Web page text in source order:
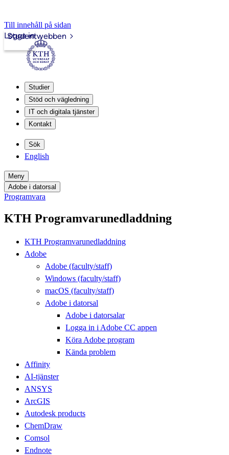
Till innehåll på sidan
Studentwebben
Logga in
Studier
Stöd och vägledning
IT och digitala tjänster
Kontakt
Sök
English
Meny
Adobe i datorsal
Programvara
KTH Programvarunedladdning
KTH Programvarunedladdning
Adobe
Adobe (faculty/staff)
Windows (faculty/staff)
macOS (faculty/staff)
Adobe i datorsal
Adobe i datorsalar
Logga in i Adobe CC appen
Köra Adobe program
Kända problem
Affinity
AI-tjänster
ANSYS
ArcGIS
Autodesk products
ChemDraw
Comsol
Endnote